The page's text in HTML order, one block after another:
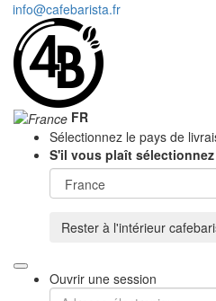
info@cafebarista.fr
FR
Sélectionnez le pays de
S'il vous plaît
Rester à l'intérieur
Ouvrir une session